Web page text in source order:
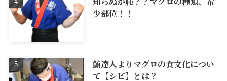
少部位！！
鮪達人よりマグロの食文化につい
て【シビ】とは？